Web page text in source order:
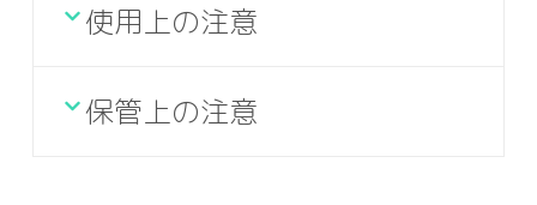
使用上の注意
保管上の注意